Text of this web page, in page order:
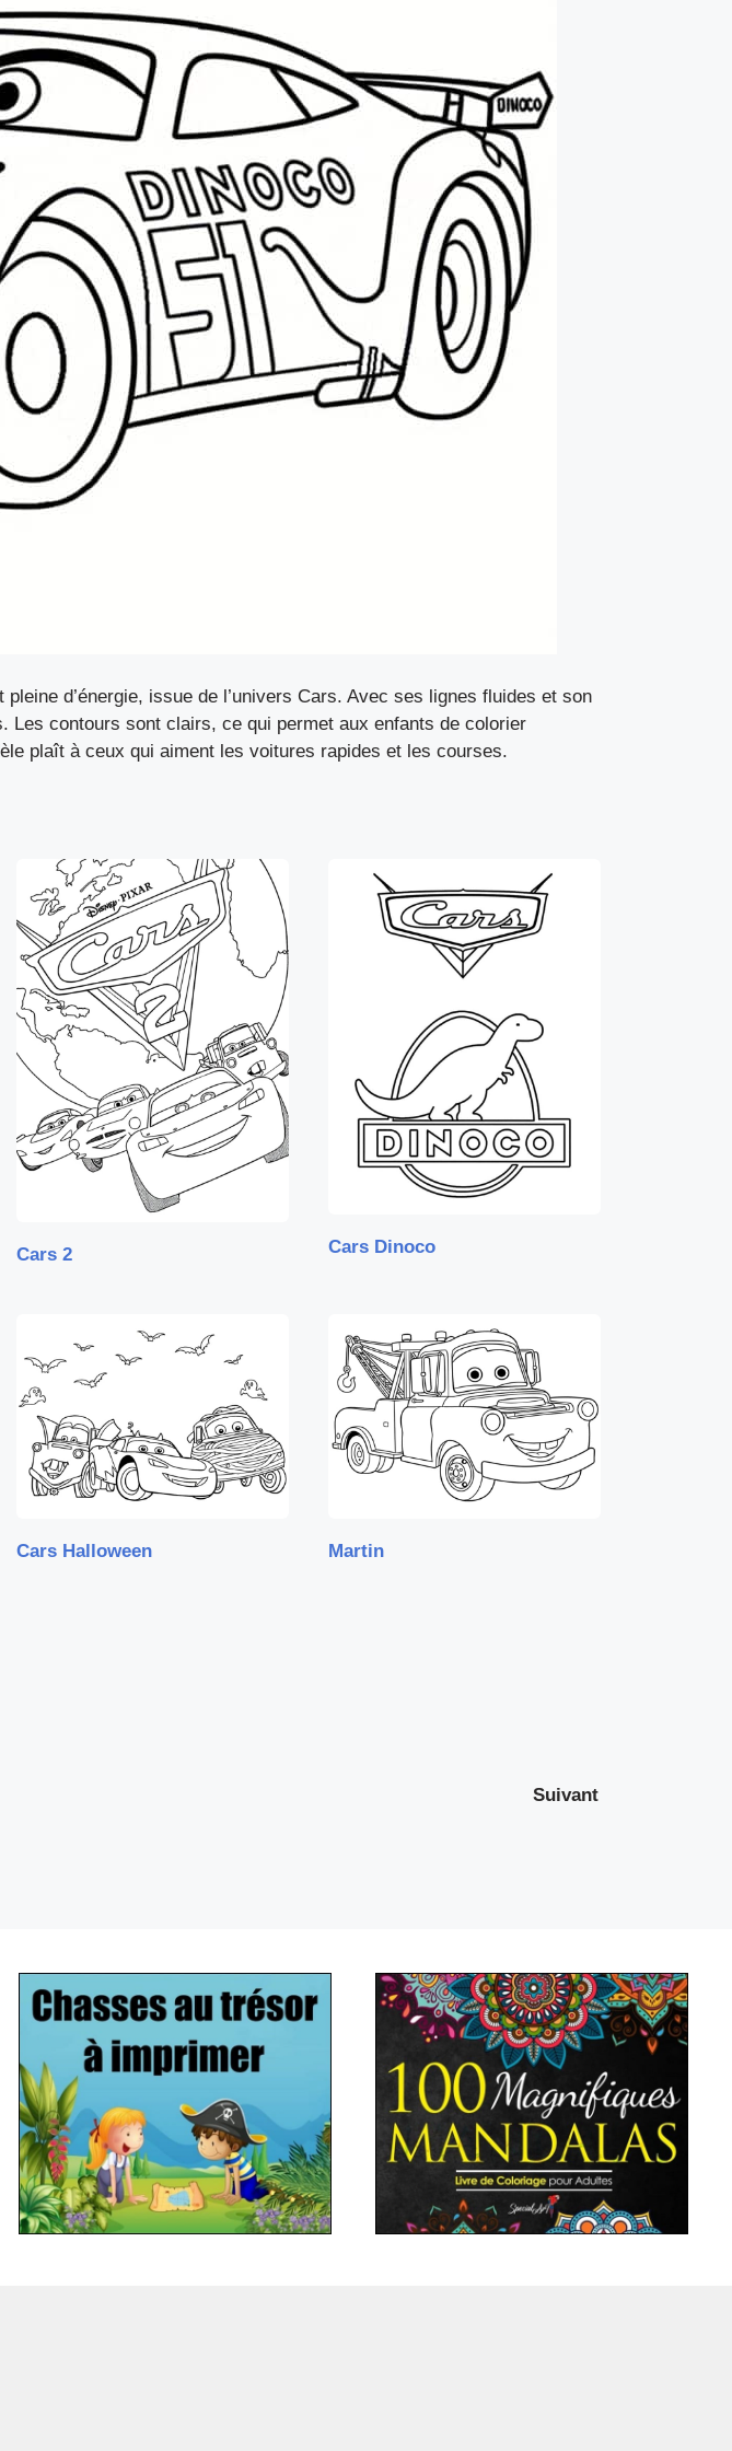
d’énergie, issue de l’univers Cars. Avec ses lignes fluides et son
Les contours sont clairs, ce qui permet aux enfants de colorier
plaît à ceux qui aiment les voitures rapides et les courses.
Cars 2 Cars Dinoco
Cars Halloween Martin
Suivant